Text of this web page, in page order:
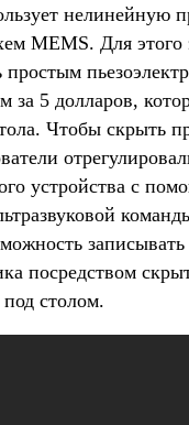
нелинейную
MEMS. Для этого
простым
за 5 долларов,
Чтобы скрыть
устройства с
записывать
посредством
столом.